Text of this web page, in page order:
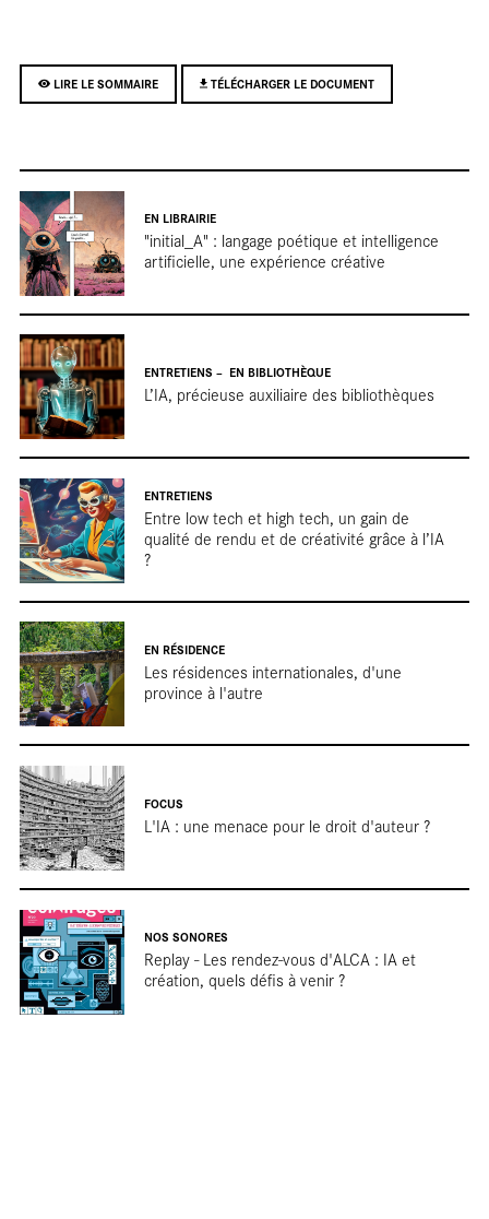
LIRE LE SOMMAIRE TÉLÉCHARGER LE DOCUMENT
EN LIBRAIRIE
"initial_A" : langage poétique et intelligence
artificielle, une expérience créative
ENTRETIENS EN BIBLIOTHÈQUE
L’IA, précieuse auxiliaire des bibliothèques
ENTRETIENS
Entre low tech et high tech, un gain de
qualité de rendu et de créativité grâce à l’IA
?
EN RÉSIDENCE
Les résidences internationales, d'une
province à l'autre
FOCUS
L'IA : une menace pour le droit d'auteur ?
NOS SONORES
Replay - Les rendez-vous d'ALCA : IA et
création, quels défis à venir ?